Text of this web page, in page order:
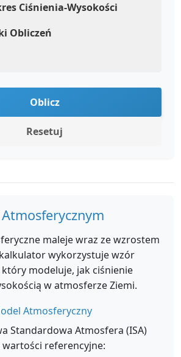
Ciśnienia-Wysokości
Obliczeń
Oblicz
Resetuj
maleje wraz ze wzrostem
wykorzystuje wzór
modeluje, jak ciśnienie
w atmosferze Ziemi.
Atmosferyczny
Standardowa Atmosfera (ISA)
referencyjne: